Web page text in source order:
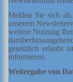
Melden Sie sich
unserem
weitere Nutzung
gesetzlich erlaubt
informieren.
Weitergabe von